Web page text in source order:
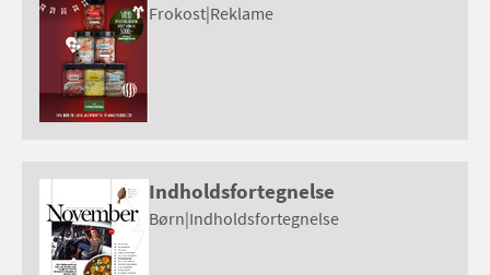
Frokost|Reklame
Indholdsfortegnelse
Børn|Indholdsfortegnelse